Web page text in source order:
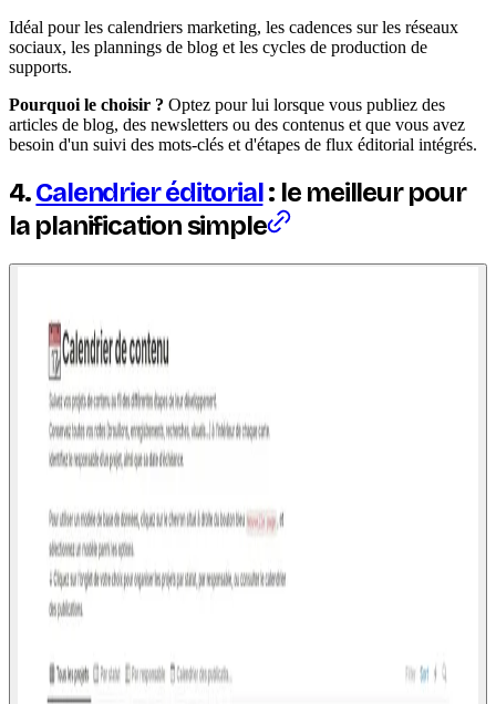
Idéal pour les calendriers marketing, les cadences sur les réseaux
sociaux, les plannings de blog et les cycles de production de
supports.
Pourquoi le choisir ? Optez pour lui lorsque vous publiez des
articles de blog, des newsletters ou des contenus et que vous avez
besoin d'un suivi des mots-clés et d'étapes de flux éditorial intégrés.
4.Calendrier éditorial: le meilleur pour
la planification simple